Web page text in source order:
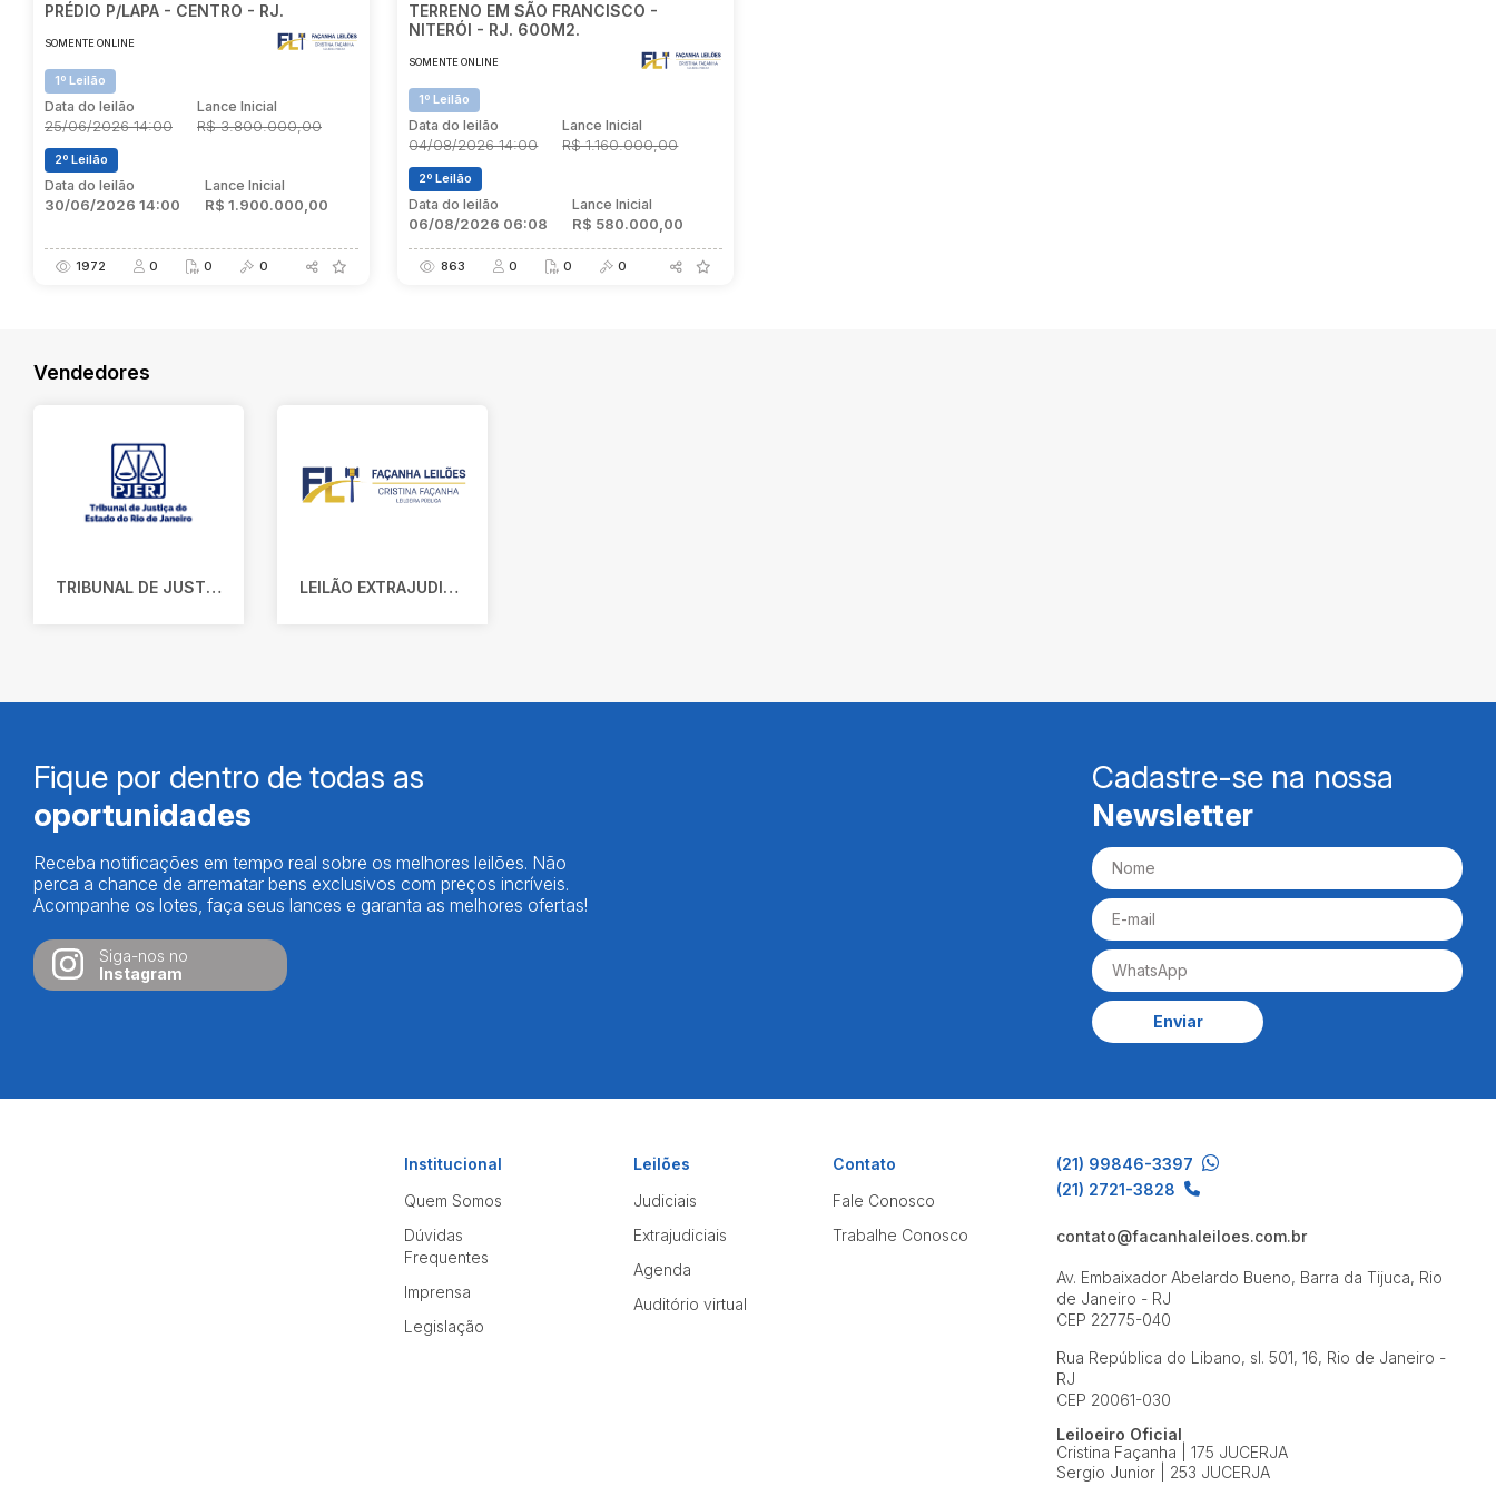
PRÉDIO P/LAPA - CENTRO - RJ.
SOMENTE ONLINE
1º Leilão
Data do leilão
25/06/2026 14:00
Lance Inicial
R$ 3.800.000,00
2º Leilão
Data do leilão
30/06/2026 14:00
Lance Inicial
R$ 1.900.000,00
1972 0 0 0
TERRENO EM SÃO FRANCISCO -
NITERÓI - RJ. 600M2.
SOMENTE ONLINE
1º Leilão
Data do leilão
04/08/2026 14:00
Lance Inicial
R$ 1.160.000,00
2º Leilão
Data do leilão
06/08/2026 06:08
Lance Inicial
R$ 580.000,00
863 0 0 0
Vendedores
TRIBUNAL DE JUSTIÇA DO ESTADO DO RIO DE JANEIRO LEILÃO EXTRAJUDICIAL
Fique por dentro de todas as
oportunidades
Receba notificações em tempo real sobre os melhores leilões. Não
perca a chance de arrematar bens exclusivos com preços incríveis.
Acompanhe os lotes, faça seus lances e garanta as melhores ofertas!
Siga-nos no
Instagram
Cadastre-se na nossa
Newsletter
Enviar
Institucional
Quem Somos
Dúvidas
Frequentes
Imprensa
Legislação
Leilões
Judiciais
Extrajudiciais
Agenda
Auditório virtual
Contato
Fale Conosco
Trabalhe Conosco
(21) 99846-3397
(21) 2721-3828
contato@facanhaleiloes.com.br
Av. Embaixador Abelardo Bueno, Barra da Tijuca, Rio
de Janeiro - RJ
CEP 22775-040
Rua República do Libano, sl. 501, 16, Rio de Janeiro -
RJ
CEP 20061-030
Leiloeiro Oficial
Cristina Façanha | 175 JUCERJA
Sergio Junior | 253 JUCERJA